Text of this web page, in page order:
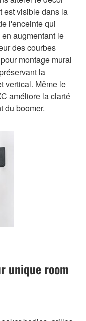
est visible dans la
l'enceinte qui
augmentant le
des courbes
montage mural
la
vertical. Même le
améliore la clarté
du boomer.
unique room